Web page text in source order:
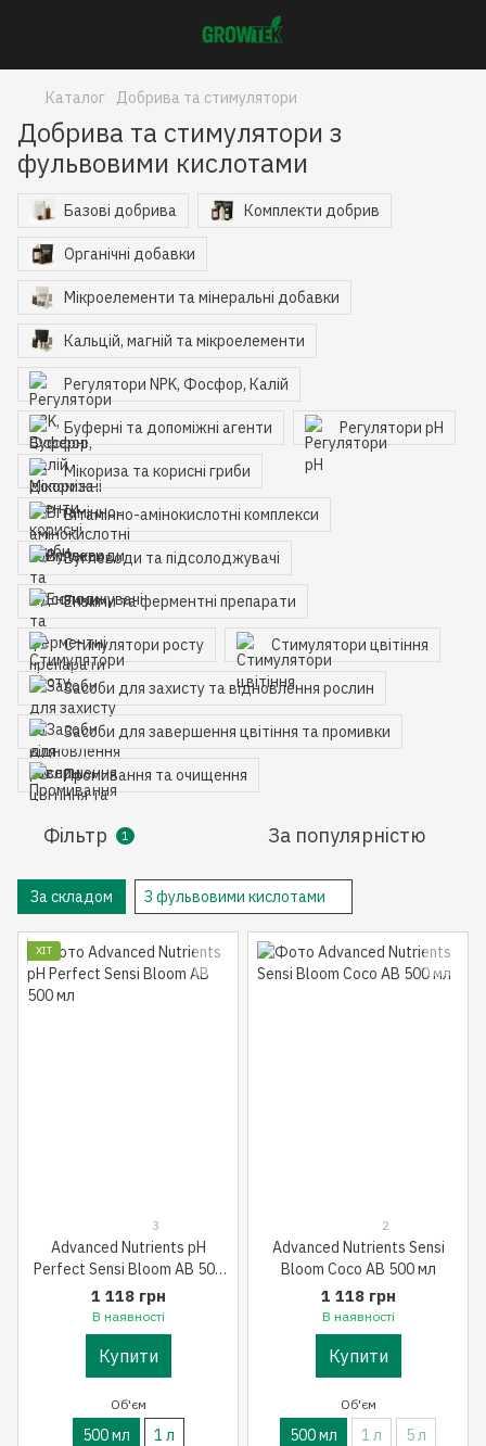
Каталог Добрива та стимулятори
Добрива та стимулятори з
фульвовими кислотами
Базові добрива Комплекти добрив
Органічні добавки
Мікроелементи та мінеральні добавки
Кальцій, магній та мікроелементи
Регулятори NPK, Фосфор, Калій
Буферні та допоміжні агенти Регулятори pH
Мікориза та корисні гриби
Вітамінно-амінокислотні комплекси
Вуглеводи та підсолоджувачі
Ензими та ферментні препарати
Стимулятори росту Стимулятори цвітіння
Засоби для захисту та відновлення рослин
Засоби для завершення цвітіння та промивки
Промивання та очищення
Фільтр 1 За популярністю
За складом З фульвовими кислотами
ХІТ
3
Advanced Nutrients pH
Perfect Sensi Bloom AB 500
мл
1 118 грн
В наявності
Купити
Об'єм
500 мл 1 л
2
Advanced Nutrients Sensi
Bloom Coco AB 500 мл
1 118 грн
В наявності
Купити
Об'єм
500 мл 1 л 5 л